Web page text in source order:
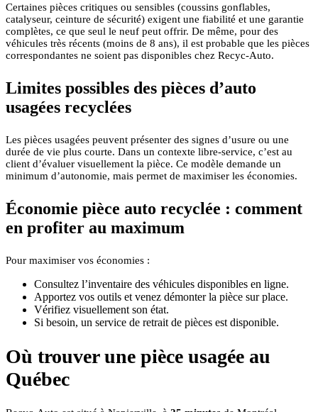
Certaines pièces critiques ou sensibles (coussins gonflables,
catalyseur, ceinture de sécurité) exigent une fiabilité et une garantie
complètes, ce que seul le neuf peut offrir. De même, pour des
véhicules très récents (moins de 8 ans), il est probable que les pièces
correspondantes ne soient pas disponibles chez Recyc‑Auto.
Limites possibles des pièces d’auto
usagées recyclées
Les pièces usagées peuvent présenter des signes d’usure ou une
durée de vie plus courte. Dans un contexte libre-service, c’est au
client d’évaluer visuellement la pièce. Ce modèle demande un
minimum d’autonomie, mais permet de maximiser les économies.
Économie pièce auto recyclée : comment
en profiter au maximum
Pour maximiser vos économies :
Consultez l’inventaire des véhicules disponibles en ligne.
Apportez vos outils et venez démonter la pièce sur place.
Vérifiez visuellement son état.
Si besoin, un service de retrait de pièces est disponible.
Où trouver une pièce usagée au
Québec